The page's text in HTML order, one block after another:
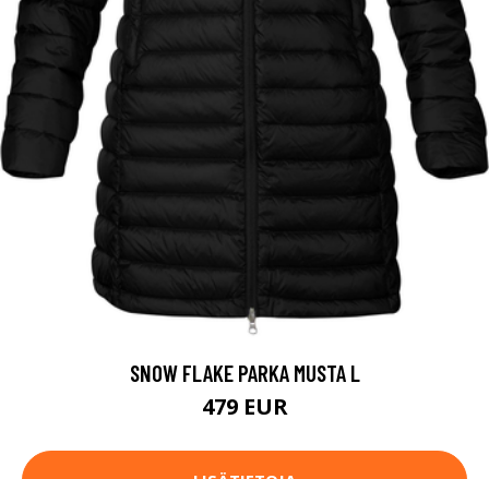
SNOW FLAKE PARKA MUSTA L
479 EUR